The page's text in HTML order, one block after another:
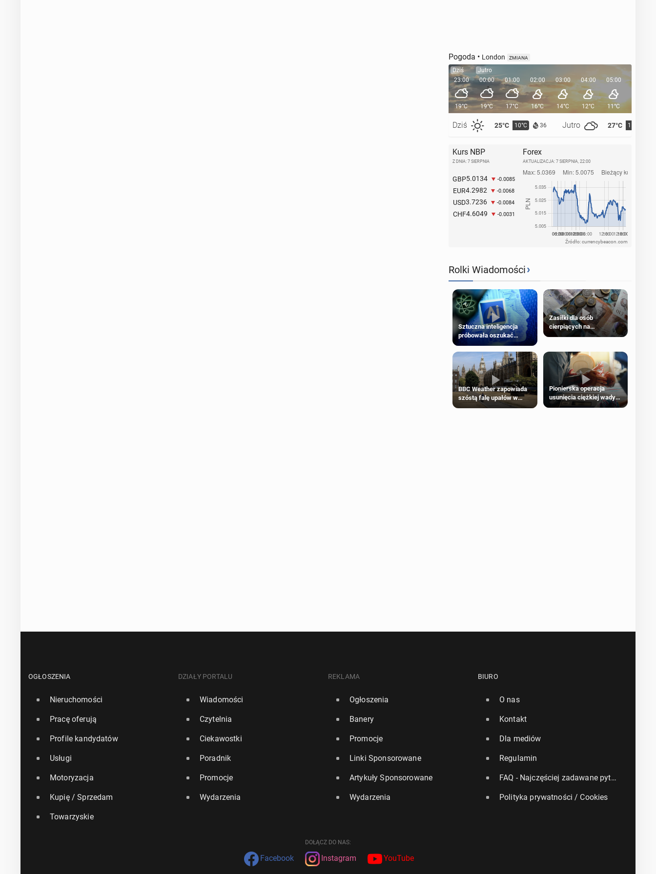
Pogoda • London ZMIANA
Dziś
23:00
19°C
Dziś 25°C 10°C 36 Jutro 27°C 11°C
Jutro
00:00
19°C
01:00
17°C
02:00
16°C
03:00
14°C
04:00
12°C
05:00
11°C
Kurs NBP
Z DNIA: 7 SIERPNIA
GBP5.0134 -0.0085
EUR4.2982 -0.0068
USD3.7236 -0.0084
CHF4.6049 -0.0031
Forex
AKTUALIZACJA: 7 SIERPNIA, 22:00
Źródło: currencybeacon.com
Rolki Wiadomości›
Sztuczna inteligencja
próbowała oszukać
człowieka
Zasiłki dla osób
cierpiących na
schorzenia psychiczne
BBC Weather zapowiada
szóstą falę upałów w
Londynie
Pionierska operacja
usunięcia ciężkiej wady
wrodzonej płodu w łonie
OGŁOSZENIA
Nieruchomości
Pracę oferują
Profile kandydatów
Usługi
Motoryzacja
Kupię / Sprzedam
Towarzyskie
DZIAŁY PORTALU
Wiadomości
Czytelnia
Ciekawostki
Poradnik
Promocje
Wydarzenia
REKLAMA
Ogłoszenia
Banery
Promocje
Linki Sponsorowane
Artykuły Sponsorowane
Wydarzenia
BIURO
O nas
Kontakt
Dla mediów
Regulamin
FAQ - Najczęściej zadawane pytania
Polityka prywatności / Cookies
DOŁĄCZ DO NAS:
Facebook Instagram YouTube